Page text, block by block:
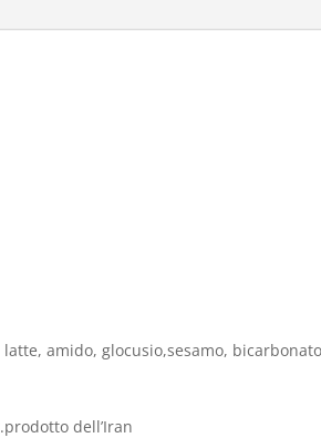
amido, glocusio,sesamo,
dell’Iran